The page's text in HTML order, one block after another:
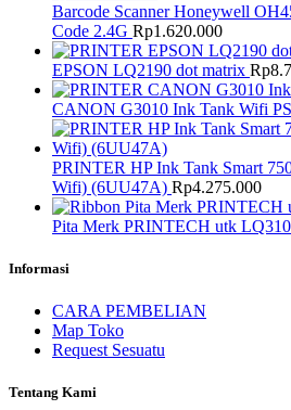
Barcode Scanner Honeywell
Code 2.4G Rp1.620.000
EPSON LQ2190 dot matrix Rp
CANON G3010 Ink Tank Wifi
PRINTER HP Ink Tank Smart
Wifi) (6UU47A) Rp4.275.000
Pita Merk PRINTECH utk
Informasi
CARA PEMBELIAN
Map Toko
Request Sesuatu
Tentang Kami